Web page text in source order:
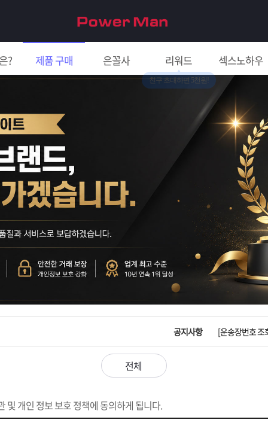
? 제품 구매 은꼴사 리워드
친구 초대하면 5천원!
섹스노하우
공지사항
입금확인이 안
[2026구정 연
[운송장번호 조
입금확인이 안
전체
및 개인 정보 보호 정책에 동의하게 됩니다.